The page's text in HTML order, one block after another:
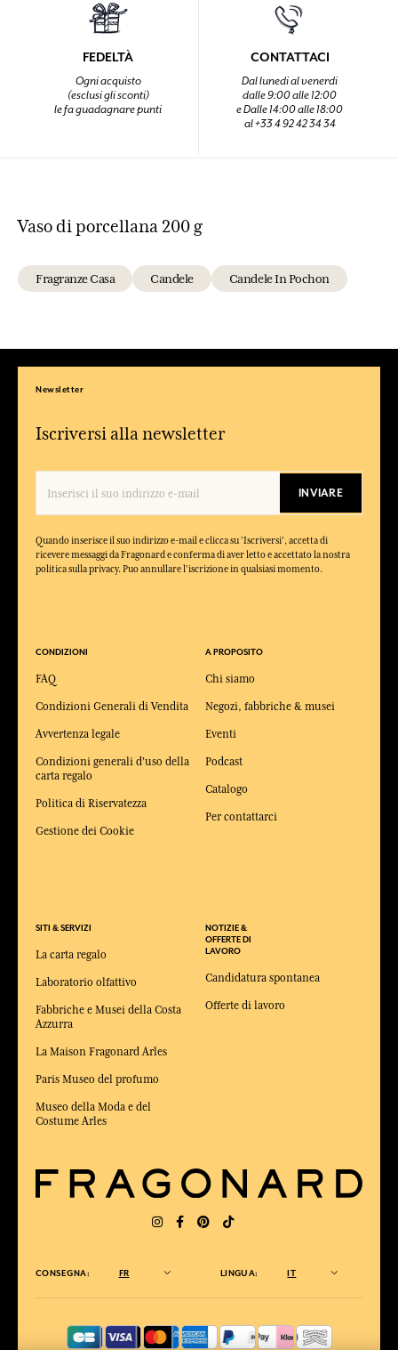
FEDELTÀ
Ogni acquisto
(esclusi gli sconti)
le fa guadagnare punti
CONTATTACI
Dal lunedi al venerdi
dalle 9:00 alle 12:00
e Dalle 14:00 alle 18:00
al +33 4 92 42 34 34
Vaso di porcellana 200 g
Fragranze Casa Candele Candele In Pochon
Newsletter
Iscriversi alla newsletter
INVIARE
Quando inserisce il suo indirizzo e-mail e clicca su 'Iscriversi', accetta di
ricevere messaggi da Fragonard e conferma di aver letto e accettato la nostra
politica sulla privacy. Puo annullare l'iscrizione in qualsiasi momento.
CONDIZIONI
FAQ
Condizioni Generali di Vendita
Avvertenza legale
Condizioni generali d'uso della
carta regalo
Politica di Riservatezza
Gestione dei Cookie
SITI & SERVIZI
La carta regalo
Laboratorio olfattivo
Fabbriche e Musei della Costa
Azzurra
La Maison Fragonard Arles
Paris Museo del profumo
Museo della Moda e del
Costume Arles
A PROPOSITO
Chi siamo
Negozi, fabbriche & musei
Eventi
Podcast
Catalogo
Per contattarci
NOTIZIE &
OFFERTE DI
LAVORO
Candidatura spontanea
Offerte di lavoro
CONSEGNA: FR LINGUA: IT